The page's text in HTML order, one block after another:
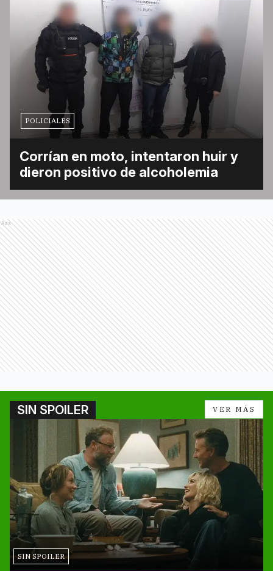
POLICIALES
Corrían en moto, intentaron huir y
dieron positivo de alcoholemia
Ads
SIN SPOILER VER MÁS
SIN SPOILER